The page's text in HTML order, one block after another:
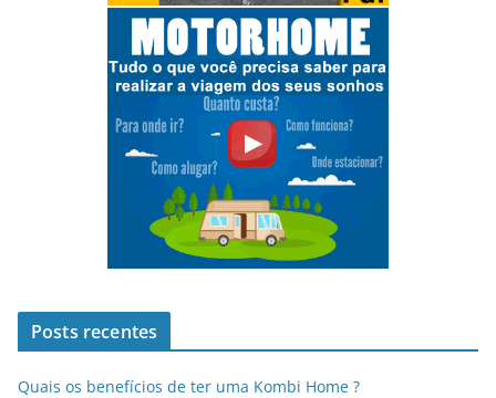
Posts recentes
Quais os benefícios de ter uma Kombi Home ?